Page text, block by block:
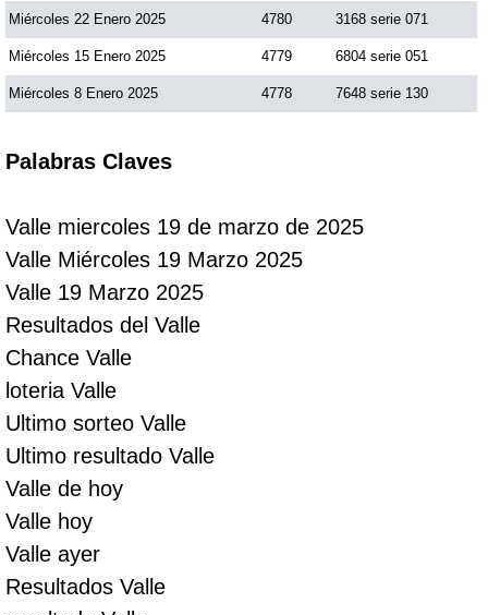
Miércoles 22 Enero 2025 4780 3168 serie 071
Miércoles 15 Enero 2025 4779 6804 serie 051
Miércoles 8 Enero 2025 4778 7648 serie 130
Palabras Claves
Valle miercoles 19 de marzo de 2025
Valle Miércoles 19 Marzo 2025
Valle 19 Marzo 2025
Resultados del Valle
Chance Valle
loteria Valle
Ultimo sorteo Valle
Ultimo resultado Valle
Valle de hoy
Valle hoy
Valle ayer
Resultados Valle